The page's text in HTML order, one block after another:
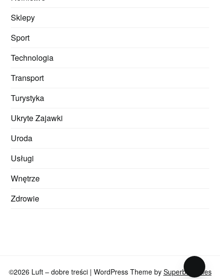
Sklepy
Sport
Technologia
Transport
Turystyka
Ukryte Zajawki
Uroda
Usługi
Wnętrze
Zdrowie
©2026 Luft – dobre treści | WordPress Theme by SuperbThemes